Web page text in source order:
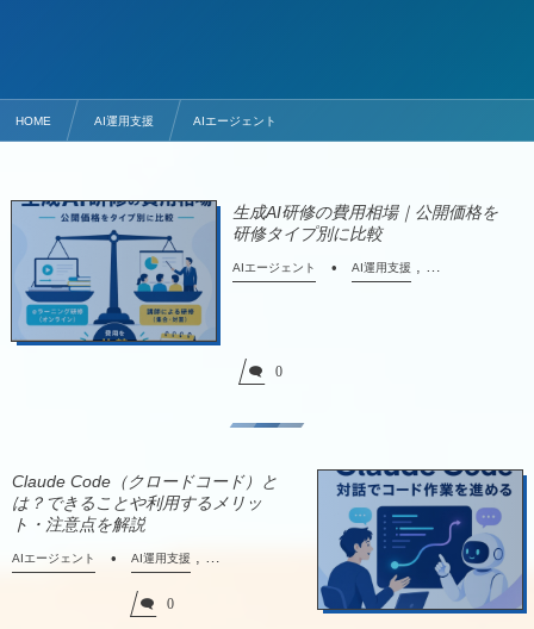
HOME AI運用支援 AIエージェント
生成AI研修の費用相場｜公開価格を
研修タイプ別に比較
AIエージェント AI運用支援 , …
0
Claude Code（クロードコード）と
は？できることや利用するメリッ
ト・注意点を解説
AIエージェント AI運用支援
0